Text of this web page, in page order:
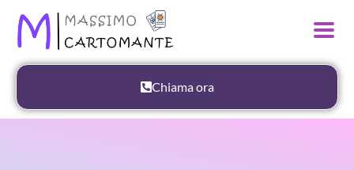
Chiama ora